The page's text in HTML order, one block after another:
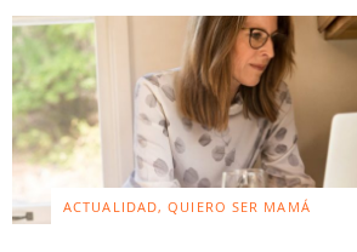
ACTUALIDAD, QUIERO SER MAMÁ